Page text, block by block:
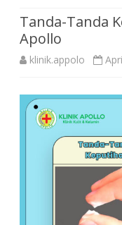
Tanda-Tanda
Apollo
klinik.appolo